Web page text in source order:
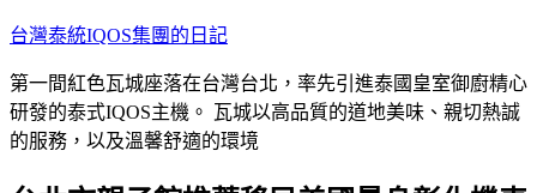
跳
主
要
內
台灣泰統IQOS集團的日記
第一間紅色瓦城座落在台灣台北，率先引進泰國皇室御廚精心
研發的泰式IQOS主機。 瓦城以高品質的道地美味、親切熱誠
的服務，以及溫馨舒適的環境